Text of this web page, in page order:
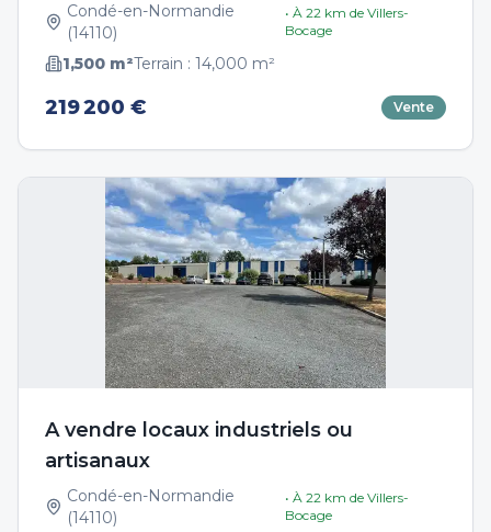
Condé-en-Normandie
(14110)
• À22 km deVillers-
Bocage
1,500 m²Terrain : 14,000 m²
219 200 € Vente
A vendre locaux industriels ou
artisanaux
Condé-en-Normandie
(14110)
• À22 km deVillers-
Bocage